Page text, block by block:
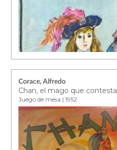
Corace, Alfredo
Chan, el mago que contesta
Juego de mesa | 1952